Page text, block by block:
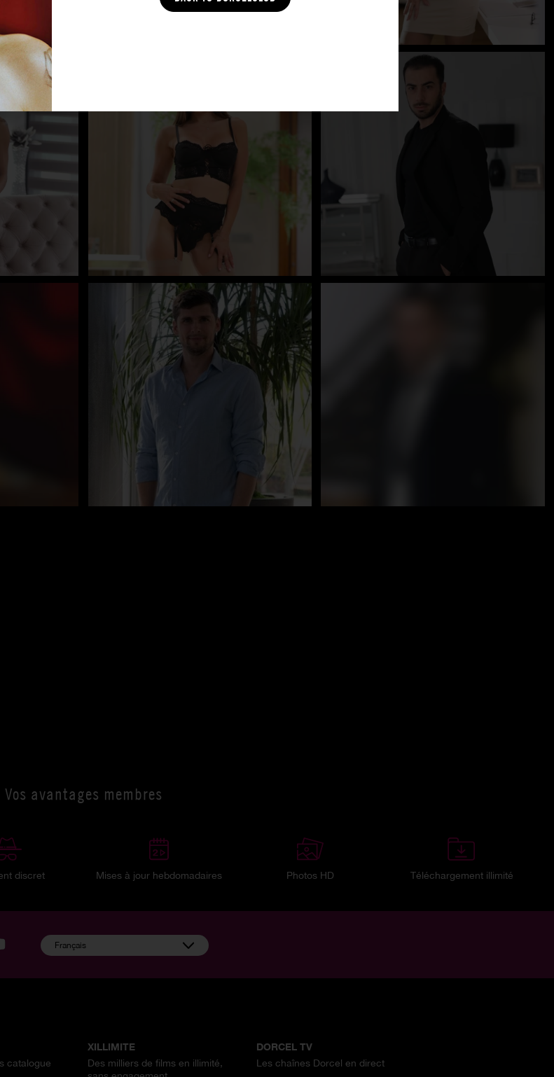
Vos avantages membres
discret Mises à jour hebdomadaires Photos HD Téléchargement illimité
Français
catalogue
XILLIMITE
Des milliers de films en illimité,
DORCEL TV
Les chaînes Dorcel en direct